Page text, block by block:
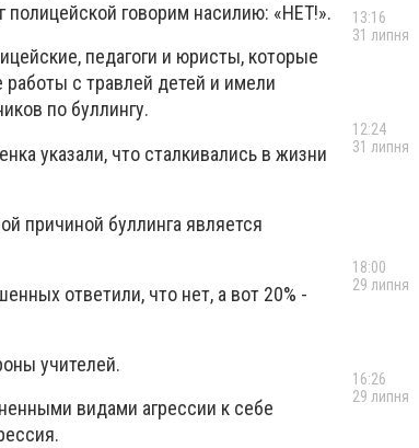
говорим насилию: «НЕТ!».
педагоги и юристы, которые
с травлей детей и имели
по буллингу.
указали, что сталкивались в жизни
причиной буллинга является
ответили, что нет, а вот 20% -
учителей.
видами агрессии к себе
13:16
31 липня
12:24
31 липня
18:00
29 липня
16:26
29 липня